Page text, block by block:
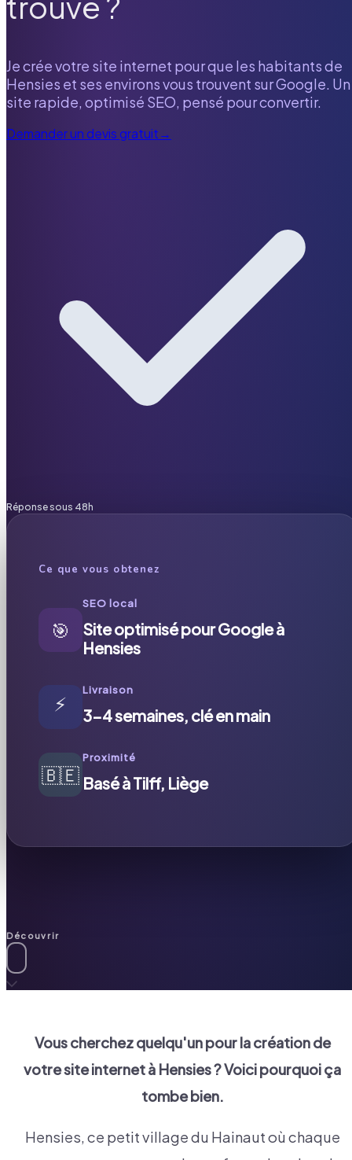
Je crée votre site internet pour que les habitants de
Hensies et ses environs vous trouvent sur Google. Un
site rapide, optimisé SEO, pensé pour convertir.
Demander un devis gratuit→
Réponse sous 48h
Ce que vous obtenez
🎯
SEO local
Site optimisé pour Google à
Hensies
⚡
Livraison
3-4 semaines, clé en main
🇧🇪
Proximité
Basé à Tilff, Liège
Découvrir
Vous cherchez quelqu'un pour la création de
votre site internet à Hensies? Voici pourquoi ça
tombe bien.
Hensies, ce petit village du Hainaut où chaque